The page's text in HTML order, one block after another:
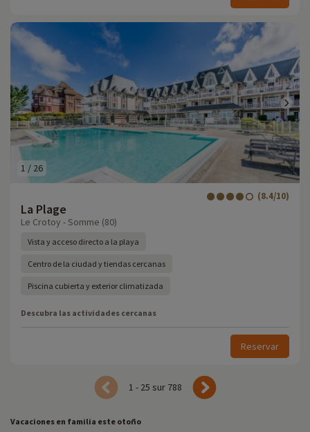
1 / 26
La Plage
(8.4/10)
Le Crotoy - Somme (80)
Vista y acceso directo a la playa
Centro de la ciudad y tiendas cercanas
Piscina cubierta y exterior climatizada
Descubra las actividades cercanas
Reservar
1 - 25 sur 788
Vacaciones en familia este otoño